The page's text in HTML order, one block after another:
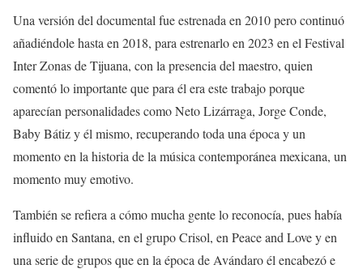
Una versión del documental fue estrenada en 2010pero continuó
añadiéndole hasta en 2018, para estrenarloen 2023 en el Festival
Inter Zonas de Tijuana, con la presencia del maestro, quien
comentó lo importante que para él era este trabajo porque
aparecían personalidades como Neto Lizárraga, Jorge Conde,
Baby Bátiz yél mismo, recuperandotoda una época y un
momento en la historia de la música contemporánea mexicana, un
momento muy emotivo.
También se refiera a cómo mucha gente lo reconocía, pues había
influido en Santana, en el grupo Crisol, en Peaceand Loveyen
una serie de grupos que en la época de Avándaroél encabezóe